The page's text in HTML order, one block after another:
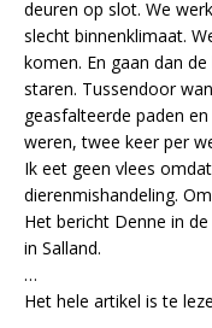
deuren op slot. We
slecht binnenklimaat.
komen. En gaan dan
staren. Tussendoor
geasfalteerde paden
weren, twee keer per
Ik eet geen vlees
dierenmishandeling.
Het bericht Denne in
in Salland.
…
Het hele artikel is te